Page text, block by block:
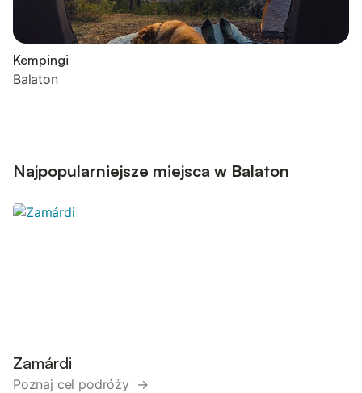
Kempingi
Balaton
Najpopularniejsze miejsca w Balaton
Zamárdi
Poznaj cel podróży →